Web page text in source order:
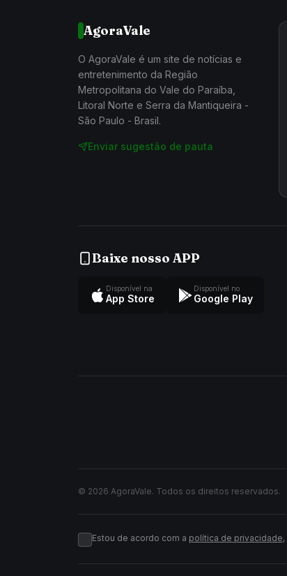
AgoraVale
O AgoraVale é um site de notícias e
entretenimento da Região
Metropolitana do Vale do Paraíba,
Litoral Norte e Serra da Mantiqueira -
São Paulo - Brasil.
Enviar sugestão de pauta
Baixe nosso APP
Disponível na
App Store
Disponível no
Google Play
© 2026 AgoraVale. Todos os direitos reservados.
Estou de acordo com a política de privacidade,